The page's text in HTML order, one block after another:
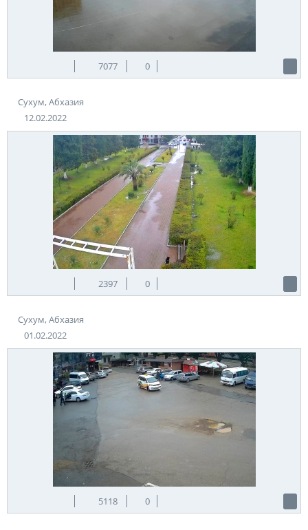
7077 0
Сухум, Абхазия
12.02.2022
2397 0
Сухум, Абхазия
01.02.2022
5118 0